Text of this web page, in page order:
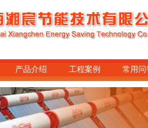
产品介绍 工程案例 常用问